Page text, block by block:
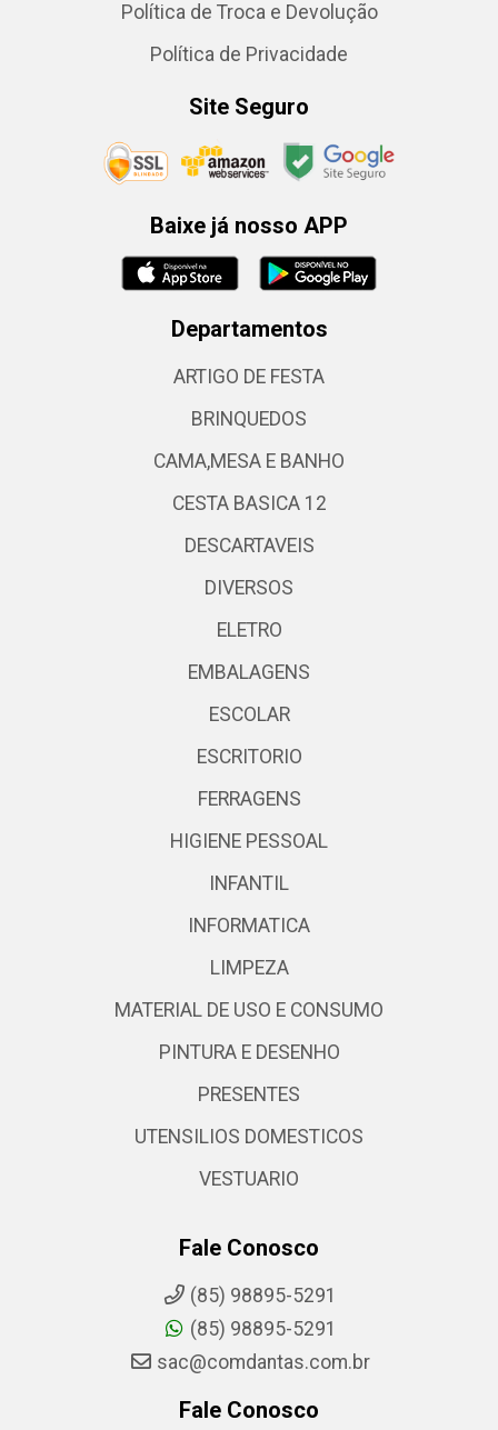
Política de Troca e Devolução
Política de Privacidade
Site Seguro
Baixe já nosso APP
Departamentos
ARTIGO DE FESTA
BRINQUEDOS
CAMA,MESA E BANHO
CESTA BASICA 12
DESCARTAVEIS
DIVERSOS
ELETRO
EMBALAGENS
ESCOLAR
ESCRITORIO
FERRAGENS
HIGIENE PESSOAL
INFANTIL
INFORMATICA
LIMPEZA
MATERIAL DE USO E CONSUMO
PINTURA E DESENHO
PRESENTES
UTENSILIOS DOMESTICOS
VESTUARIO
Fale Conosco
(85) 98895-5291
(85) 98895-5291
sac@comdantas.com.br
Fale Conosco